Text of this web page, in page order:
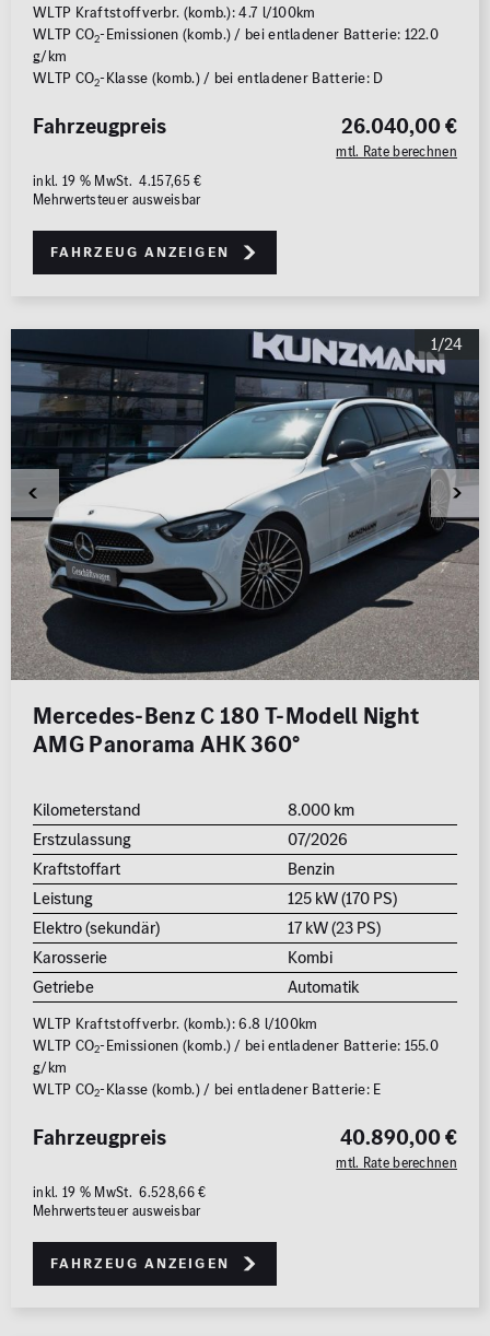
WLTP Kraftstoffverbr. (komb.): 4.7 l/100km
WLTP CO2-Emissionen (komb.) / bei entladener Batterie: 122.0
g/km
WLTP CO2-Klasse (komb.) / bei entladener Batterie: D
26.040,00 €
mtl. Rate berechnen
Fahrzeugpreis
inkl. 19 % MwSt. 4.157,65 €
Mehrwertsteuer ausweisbar
Fahrzeug anzeigen
1/24
Mercedes-Benz C 180 T-Modell Night
AMG Panorama AHK 360°
Kilometerstand
8.000 km
Erstzulassung
07/2026
Kraftstoffart
Benzin
Leistung
125 kW (170 PS)
Elektro (sekundär)
17 kW (23 PS)
Karosserie
Kombi
Getriebe
Automatik
WLTP Kraftstoffverbr. (komb.): 6.8 l/100km
WLTP CO2-Emissionen (komb.) / bei entladener Batterie: 155.0
g/km
WLTP CO2-Klasse (komb.) / bei entladener Batterie: E
40.890,00 €
mtl. Rate berechnen
Fahrzeugpreis
inkl. 19 % MwSt. 6.528,66 €
Mehrwertsteuer ausweisbar
Fahrzeug anzeigen